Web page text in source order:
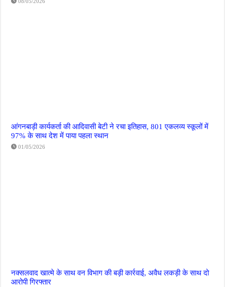
आंगनबाड़ी कार्यकर्ता की आदिवासी बेटी ने रचा इतिहास, 801 एकलव्य स्कूलों में
97% के साथ देश में पाया पहला स्थान
01/05/2026
नक्सलवाद खात्मे के साथ वन विभाग की बड़ी कार्रवाई, अवैध लकड़ी के साथ दो
आरोपी गिरफ्तार